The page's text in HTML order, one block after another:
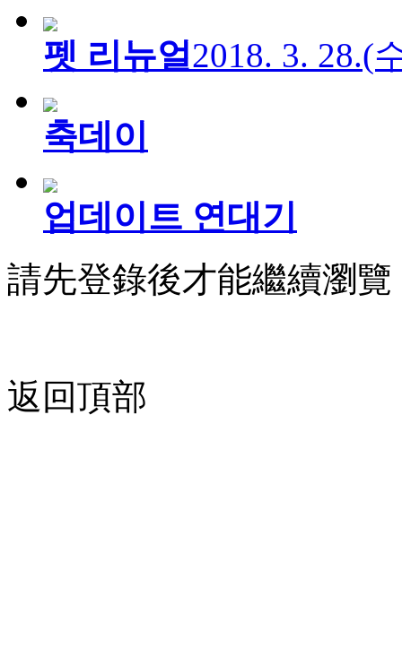
펫 리뉴얼2018. 3. 28.(
축데이
업데이트 연대기
請先登錄後才能繼續瀏覽
返回頂部